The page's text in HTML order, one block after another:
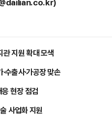
지원 확대 모색
수출사·가공장 맞손
응 현장 점검
사업화 지원